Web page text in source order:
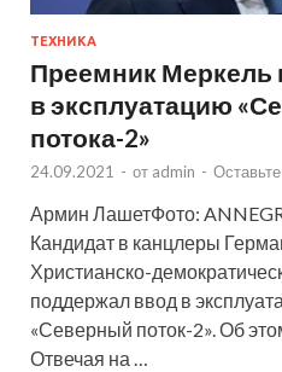
ТЕХНИКА
Преемник Меркель
в эксплуатацию
потока-2»
24.09.2021 - от admin -
Армин ЛашетФото:
Кандидат в канцлеры
Христианско-
поддержал ввод в
«Северный поток-2». Об
Отвечая на …